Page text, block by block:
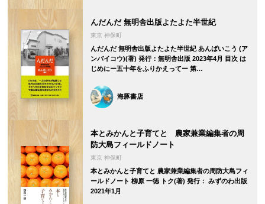
んだんだ 無明舎出版よたよた半世紀
東京 神保町
んだんだ 無明舎出版よたよた半世紀 あんばいこう (ア
ンバイコウ)(著) 発行：無明舎出版 2023年4月 目次 は
じめにー五十年をふりかえってー 第…
海豚書店
本とみかんと子育てと 農家兼業編集者の周
防大島フィールドノート
東京 神保町
本とみかんと子育てと 農家兼業編集者の周防大島フィ
ールドノート 柳原 一徳 トク(著) 発行： みずのわ出版
2021年1月